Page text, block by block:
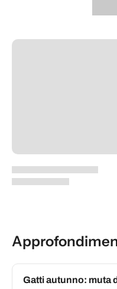
Gatti autunno: muta